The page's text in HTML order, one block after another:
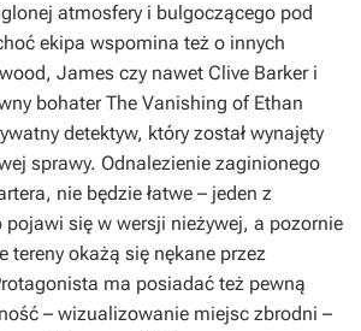
atmosfery i bulgoczącego pod
ekipa wspomina też o innych
James czy nawet Clive Barker i
bohaterThe Vanishing of Ethan
detektyw, który został wynajęty
sprawy. Odnalezienie zaginionego
nie będzie łatwe – jeden z
pojawi się w wersji nieżywej, a pozornie
tereny okażą się nękane przez
ma posiadać też pewną
– wizualizowanie miejsc zbrodni –